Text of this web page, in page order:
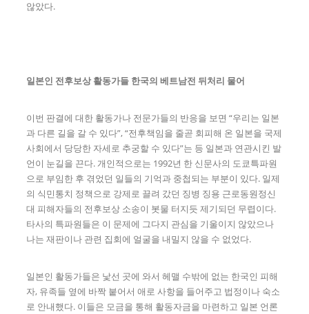
않았다.
일본인 전후보상 활동가들 한국의 베트남전 뒤처리 물어
이번 판결에 대한 활동가나 전문가들의 반응을 보면 “우리는 일본
과 다른 길을 갈 수 있다”, “전후책임을 줄곧 회피해 온 일본을 국제
사회에서 당당한 자세로 추궁할 수 있다”는 등 일본과 연관시킨 발
언이 눈길을 끈다. 개인적으로는 1992년 한 신문사의 도쿄특파원
으로 부임한 후 겪었던 일들의 기억과 중첩되는 부분이 있다. 일제
의 식민통치 정책으로 강제로 끌려 갔던 징병 징용 근로동원정신
대 피해자들의 전후보상 소송이 봇물 터지듯 제기되던 무렵이다.
타사의 특파원들은 이 문제에 그다지 관심을 기울이지 않았으나
나는 재판이나 관련 집회에 얼굴을 내밀지 않을 수 없었다.
일본인 활동가들은 낯선 곳에 와서 헤맬 수밖에 없는 한국인 피해
자, 유족들 옆에 바짝 붙어서 애로 사항을 들어주고 법정이나 숙소
로 안내했다. 이들은 모금을 통해 활동자금을 마련하고 일본 언론